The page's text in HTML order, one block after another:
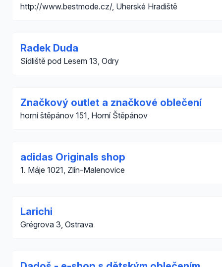
http://www.bestmode.cz/, Uherské Hradiště
Radek Duda
Sídliště pod Lesem 13, Odry
Značkový outlet a značkové oblečení
horní štěpánov 151, Horní Štěpánov
adidas Originals shop
1. Máje 1021, Zlín-Malenovice
Larichi
Grégrova 3, Ostrava